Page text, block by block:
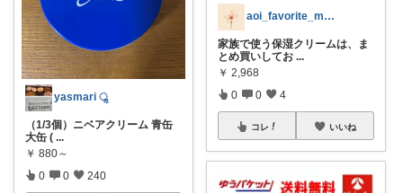
yasmari ॢ
（1/3個）ニベアクリーム 青缶
大缶 ( ...
￥ 880～
0 0 240
aoi_favorite_memo
家族で使う保湿クリームは、ま
とめ買いしてお ...
￥ 2,968
0 0 4
コレ いいね